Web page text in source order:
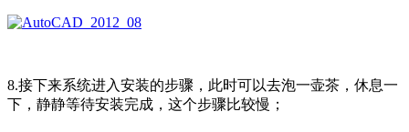
8.接下来系统进入安装的步骤，此时可以去泡一壶茶，休息一
下，静静等待安装完成，这个步骤比较慢；